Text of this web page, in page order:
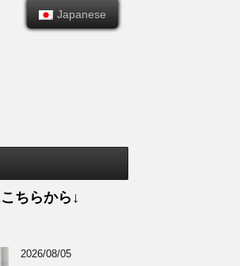
ちらから↓
2026/08/05
Japanese
Japanese